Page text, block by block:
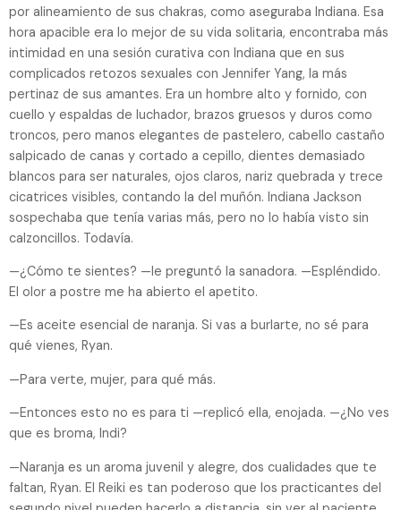
por alineamiento de sus chakras, como aseguraba Indiana. Esa
hora apacible era lo mejor de su vida solitaria, encontraba más
intimidad en una sesión curativa con Indiana que en sus
complicados retozos sexuales con Jennifer Yang, la más
pertinaz de sus amantes. Era un hombre alto y fornido, con
cuello y espaldas de luchador, brazos gruesos y duros como
troncos, pero manos elegantes de pastelero, cabello castaño
salpicado de canas y cortado a cepillo, dientes demasiado
blancos para ser naturales, ojos claros, nariz quebrada y trece
cicatrices visibles, contando la del muñón. Indiana Jackson
sospechaba que tenía varias más, pero no lo había visto sin
calzoncillos. Todavía.
—¿Cómo te sientes? —le preguntó la sanadora. —Espléndido.
El olor a postre me ha abierto el apetito.
—Es aceite esencial de naranja. Si vas a burlarte, no sé para
qué vienes, Ryan.
—Para verte, mujer, para qué más.
—Entonces esto no es para ti —replicó ella, enojada. —¿No ves
que es broma, Indi?
—Naranja es un aroma juvenil y alegre, dos cualidades que te
faltan, Ryan. El Reiki es tan poderoso que los practicantes del